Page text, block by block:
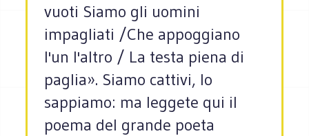
vuoti Siamo gli uomini
impagliati /Che appoggiano
l'un l'altro / La testa piena di
paglia». Siamo cattivi, lo
sappiamo: ma leggete qui il
poema del grande poeta